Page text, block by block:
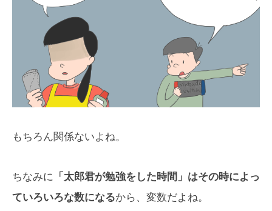
もちろん関係ないよね。
ちなみに 「太郎君が勉強をした時間」はその時によっ
ていろいろな数になるから、変数だよね。